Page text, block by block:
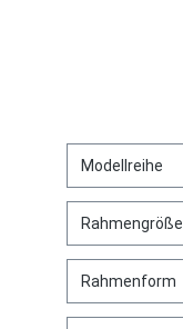
Modellreihe
Rahmengröße
Rahmenform